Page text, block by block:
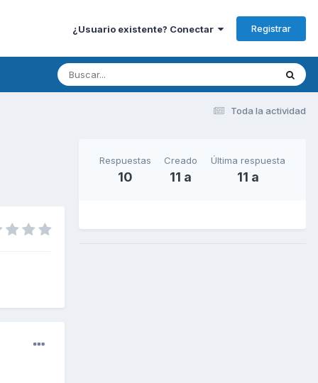
¿Usuario existente? Conectar Registrar
Toda la actividad
Respuestas
10
Creado
11 a
Última respuesta
11 a